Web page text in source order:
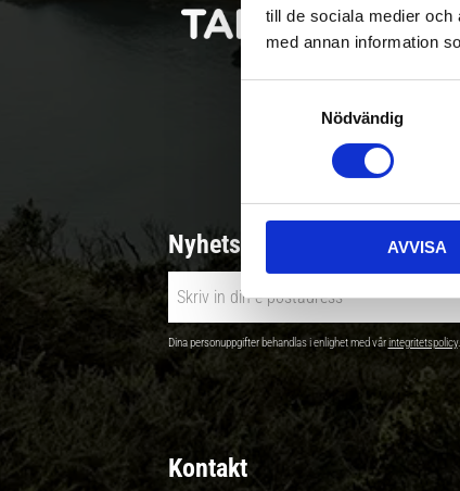
till de sociala medier
med annan information
e
s
v
a
Nödvändig
AVVISA
Betala
Nyhetsbrev - Ta del av
Dina personuppgifter behandlas i enlighet med vårintegritetspolicy.
Kontakt